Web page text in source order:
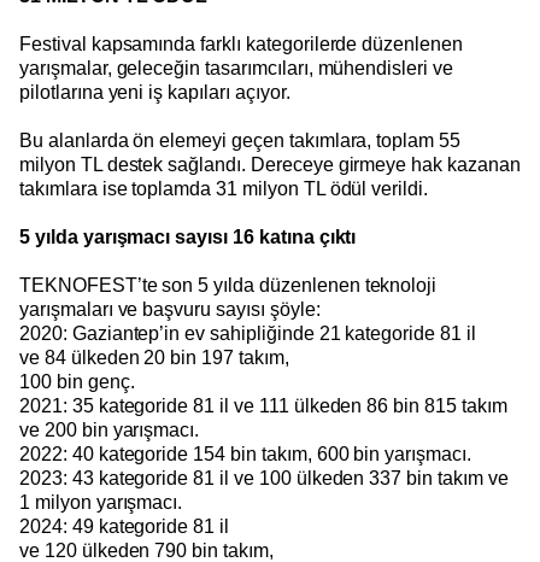
Festival kapsamında farklı kategorilerde düzenlenen
yarışmalar, geleceğin tasarımcıları, mühendisleri ve
pilotlarına yeni iş kapıları açıyor.
Bu alanlarda ön elemeyi geçen takımlara, toplam 55
milyon TL destek sağlandı. Dereceye girmeye hak kazanan
takımlara ise toplamda 31 milyon TL ödül verildi.
5 yılda yarışmacı sayısı 16 katına çıktı
TEKNOFEST’te son 5 yılda düzenlenen teknoloji
yarışmaları ve başvuru sayısı şöyle:
2020: Gaziantep’in ev sahipliğinde 21 kategoride 81 il
ve 84 ülkeden 20 bin 197 takım,
100 bin genç.
2021: 35 kategoride 81 il ve 111 ülkeden 86 bin 815 takım
ve 200 bin yarışmacı.
2022: 40 kategoride 154 bin takım, 600 bin yarışmacı.
2023: 43 kategoride 81 il ve 100 ülkeden 337 bin takım ve
1 milyon yarışmacı.
2024: 49 kategoride 81 il
ve 120 ülkeden 790 bin takım,